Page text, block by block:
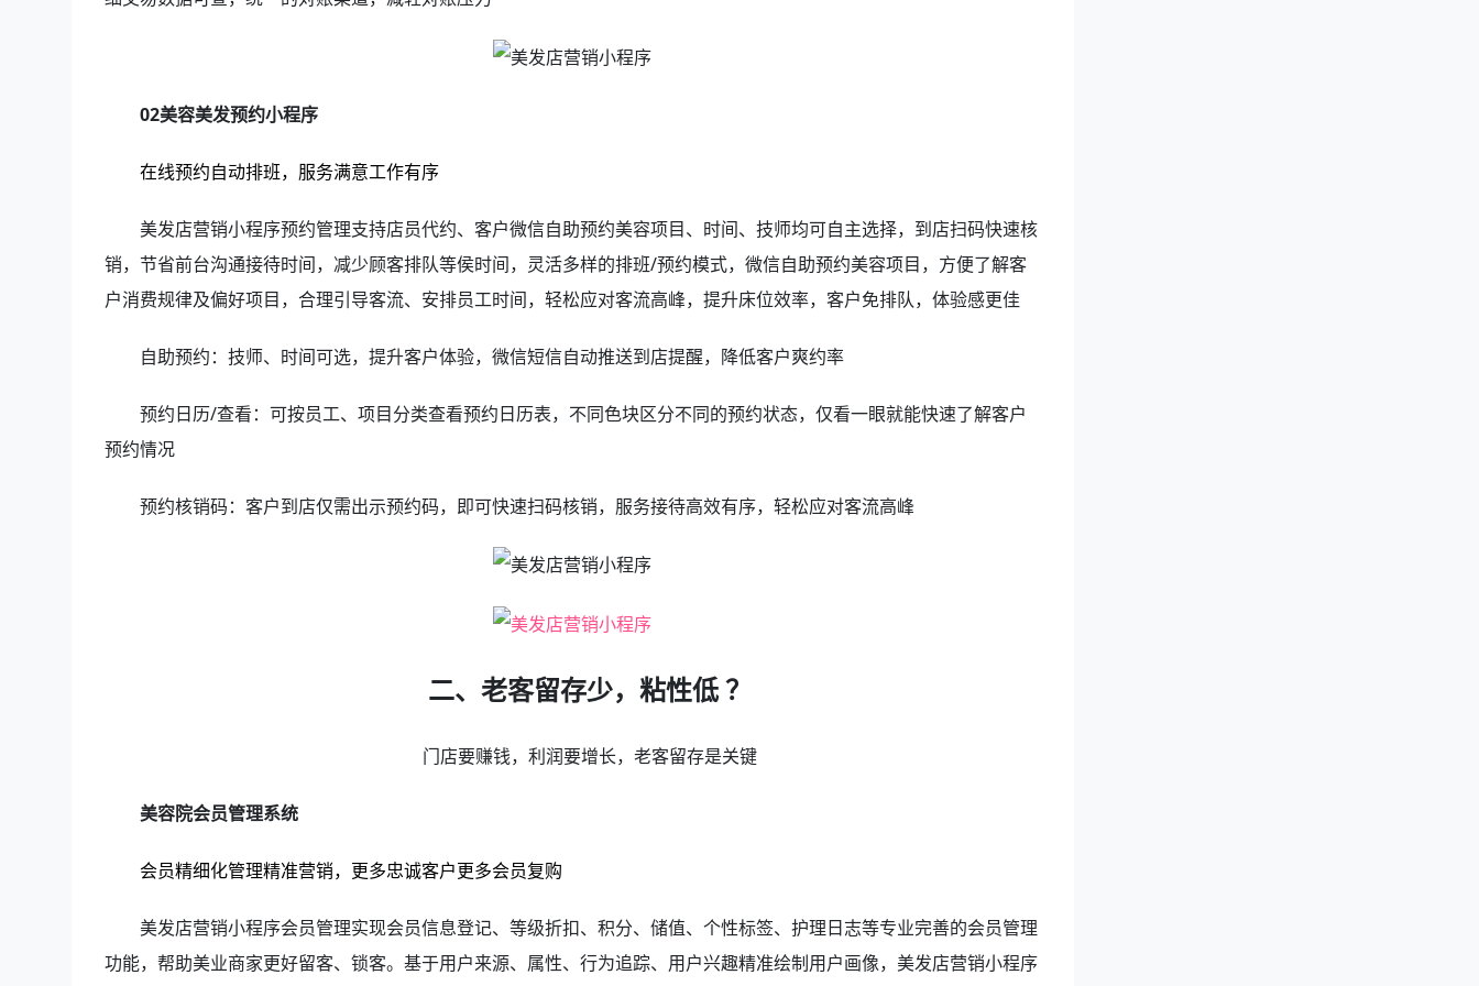
02美容美发预约小程序
在线预约自动排班，服务满意工作有序
美发店营销小程序预约管理支持店员代约、客户微信自助预约美容项目、时间、技师均可自主选择，到店扫码快速核
销，节省前台沟通接待时间，减少顾客排队等侯时间，灵活多样的排班/预约模式，微信自助预约美容项目，方便了解客
户消费规律及偏好项目，合理引导客流、安排员工时间，轻松应对客流高峰，提升床位效率，客户免排队，体验感更佳
自助预约：技师、时间可选，提升客户体验，微信短信自动推送到店提醒，降低客户爽约率
预约日历/查看：可按员工、项目分类查看预约日历表，不同色块区分不同的预约状态，仅看一眼就能快速了解客户
预约情况
预约核销码：客户到店仅需出示预约码，即可快速扫码核销，服务接待高效有序，轻松应对客流高峰
二、老客留存少，粘性低 ？
门店要赚钱，利润要增长，老客留存是关键
美容院会员管理系统
会员精细化管理精准营销，更多忠诚客户更多会员复购
美发店营销小程序会员管理实现会员信息登记、等级折扣、积分、储值、个性标签、护理日志等专业完善的会员管理
功能，帮助美业商家更好留客、锁客。基于用户来源、属性、行为追踪、用户兴趣精准绘制用户画像，美发店营销小程序